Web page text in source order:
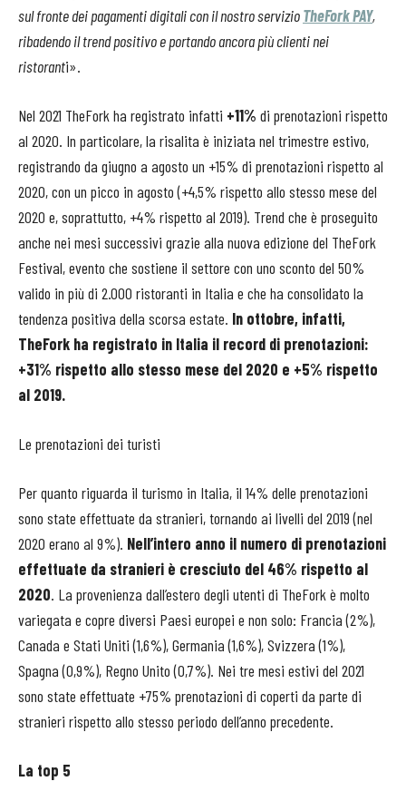
sul fronte dei pagamenti digitali con il nostro servizioTheFork PAY,
ribadendo il trend positivo e portando ancora più clienti nei
ristoranti».
Nel 2021 TheFork ha registrato infatti +11% di prenotazioni rispetto
al 2020. In particolare, la risalita è iniziata nel trimestre estivo,
registrando da giugno a agosto un +15% di prenotazioni rispetto al
2020, con un picco in agosto (+4,5% rispetto allo stesso mese del
2020 e, soprattutto, +4% rispetto al 2019). Trend che è proseguito
anche nei mesi successivi grazie alla nuova edizione del TheFork
Festival, evento che sostiene il settore con uno sconto del 50%
valido in più di 2.000 ristoranti in Italia e che ha consolidato la
tendenza positiva della scorsa estate. In ottobre, infatti,
TheFork ha registrato in Italia il record di prenotazioni:
+31% rispetto allo stesso mese del 2020 e +5% rispetto
al 2019.
Le prenotazioni dei turisti
Per quanto riguarda il turismo in Italia, il 14% delle prenotazioni
sono state effettuate da stranieri, tornando ai livelli del 2019 (nel
2020 erano al 9%). Nell’intero anno il numero di prenotazioni
effettuate da stranieri è cresciuto del 46% rispetto al
2020. La provenienza dall’estero degli utenti di TheFork è molto
variegata e copre diversi Paesi europei e non solo: Francia (2%),
Canada e Stati Uniti (1,6%), Germania (1,6%), Svizzera (1%),
Spagna (0,9%), Regno Unito (0,7%). Nei tre mesi estivi del 2021
sono state effettuate +75% prenotazioni di coperti da parte di
stranieri rispetto allo stesso periodo dell’anno precedente.
La top 5